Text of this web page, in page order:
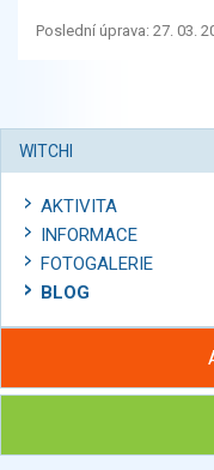
Poslední úprava: 27. 03.
WITCHI
AKTIVITA
INFORMACE
FOTOGALERIE
BLOG
Hubněte s podporou
Chcete poradit s